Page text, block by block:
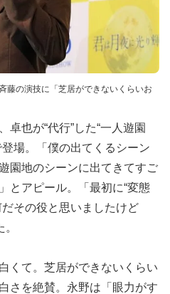
藤の演技に「芝居ができないくらいお
卓也が“代行”した“一人遊園
場。「僕の出てくるシーン
園地のシーンに出てきてすご
とアピール。「最初に“変態
その役と思いましたけど
くて。芝居ができないくらい
さを絶賛。永野は「眼力がす